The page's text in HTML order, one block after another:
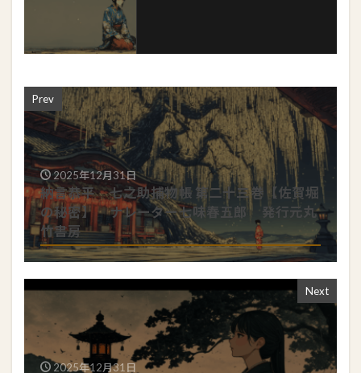
Prev
2025年12月31日
納言恭平 七之助捕物帳 第二十三巻【佐賀堀
の秘密】 ナレーター七味春五郎 発行元丸
竹書房
Next
2025年12月31日